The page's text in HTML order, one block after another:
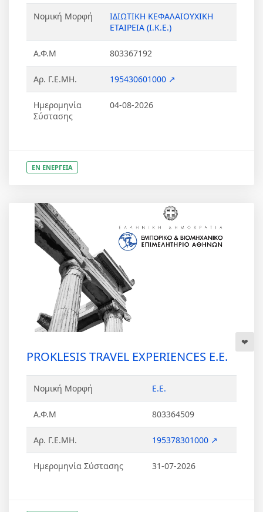
Νομική Μορφή
ΙΔΙΩΤΙΚΗ ΚΕΦΑΛΑΙΟΥΧΙΚΗ
ΕΤΑΙΡΕΙΑ (Ι.Κ.Ε.)
Α.Φ.Μ 803367192
Αρ. Γ.Ε.ΜΗ. 195430601000 ↗
Ημερομηνία
Σύστασης
04-08-2026
ΕΝ ΕΝΕΡΓΕΙΑ
PROKLESIS TRAVEL EXPERIENCES Ε.Ε.
Νομική Μορφή Ε.Ε.
Α.Φ.Μ 803364509
Αρ. Γ.Ε.ΜΗ. 195378301000 ↗
Ημερομηνία Σύστασης 31-07-2026